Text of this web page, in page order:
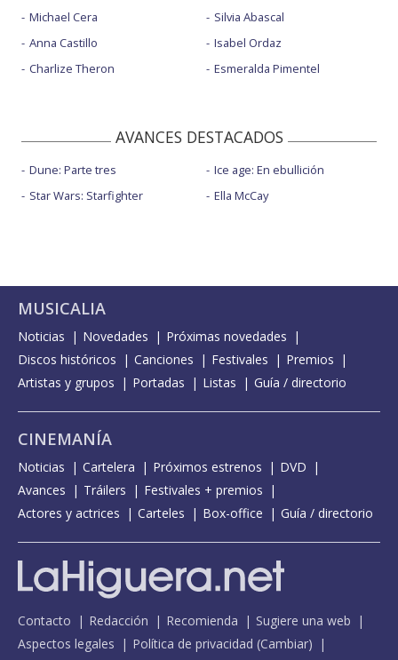
Michael Cera
Anna Castillo
Charlize Theron
Silvia Abascal
Isabel Ordaz
Esmeralda Pimentel
AVANCES DESTACADOS
Dune: Parte tres
Star Wars: Starfighter
Ice age: En ebullición
Ella McCay
MUSICALIA
Noticias Novedades
Próximas novedades
Discos históricos
Canciones Festivales
Premios
Artistas y grupos
Portadas Listas Guía / directorio
CINEMANÍA
Noticias Cartelera Próximos estrenos
DVD
Avances
Tráilers
Festivales + premios
Actores y actrices
Carteles Box-office Guía / directorio
Contacto Redacción Recomienda
Sugiere una web
Aspectos legales
Política de privacidad (Cambiar)